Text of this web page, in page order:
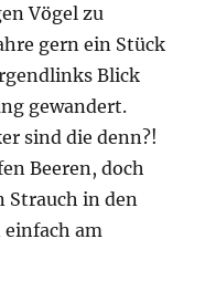
Vögel zu
gern ein Stück
Blick
gewandert.
sind die denn?!
Beeren, doch
Strauch in den
einfach am